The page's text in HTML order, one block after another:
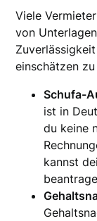
Viele
von
einschätzen
Schufa-
ist in
du keine
kannst